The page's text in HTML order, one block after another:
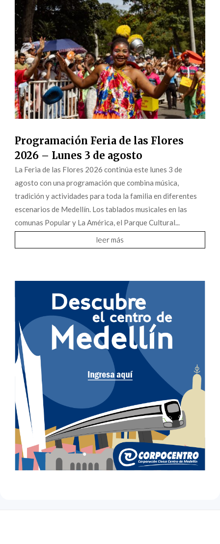
Programación Feria de las Flores
2026 – Lunes 3 de agosto
La Feria de las Flores 2026 continúa este lunes 3 de
agosto con una programación que combina música,
tradición y actividades para toda la familia en diferentes
escenarios de Medellín. Los tablados musicales en las
comunas Popular y La América, el Parque Cultural...
leer más